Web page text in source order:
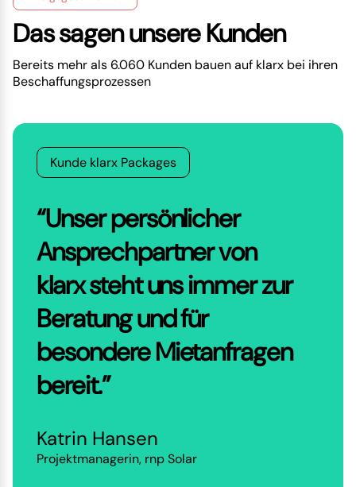
Das sagen unsere Kunden
Bereits mehr als 6.060 Kunden bauen auf klarx bei ihren
Beschaffungsprozessen
Kunde klarx Packages
“Unser persönlicher
Ansprechpartner von
klarx steht uns immer zur
Beratung und für
besondere Mietanfragen
bereit.”
Katrin Hansen
Projektmanagerin, rnp Solar